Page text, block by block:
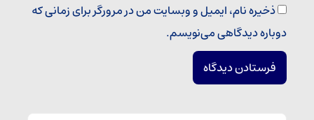
ذخیره نام، ایمیل و وبسایت من در مرورگر برای زمانی که
دوباره دیدگاهی می‌نویسم.